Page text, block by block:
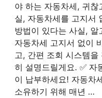
야 하는 자동차세, 귀
실, 자동차세를 고지서
방법이 있다는 사실, 알
자동차세 고지서 없이
고, 간편 조회 시스템을
히 설명드릴게요. ✅ 자
이 납부하세요! 자동차
소유하기 위해 매년 …